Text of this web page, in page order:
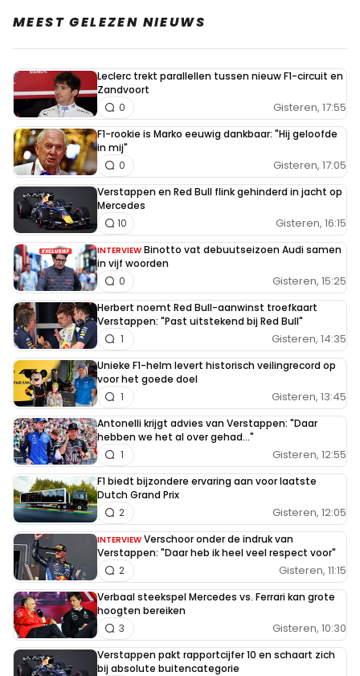
MEEST GELEZEN NIEUWS
Leclerc trekt parallellen tussen nieuw F1-circuit en
Zandvoort
Gisteren, 17:55
0
F1-rookie is Marko eeuwig dankbaar: "Hij geloofde
in mij"
Gisteren, 17:05
0
Verstappen en Red Bull flink gehinderd in jacht op
Mercedes
Gisteren, 16:15
10
INTERVIEW Binotto vat debuutseizoen Audi samen
in vijf woorden
Gisteren, 15:25
0
Herbert noemt Red Bull-aanwinst troefkaart
Verstappen: "Past uitstekend bij Red Bull"
Gisteren, 14:35
1
Unieke F1-helm levert historisch veilingrecord op
voor het goede doel
Gisteren, 13:45
1
Antonelli krijgt advies van Verstappen: "Daar
hebben we het al over gehad..."
Gisteren, 12:55
1
F1 biedt bijzondere ervaring aan voor laatste
Dutch Grand Prix
Gisteren, 12:05
2
INTERVIEW Verschoor onder de indruk van
Verstappen: "Daar heb ik heel veel respect voor"
Gisteren, 11:15
2
Verbaal steekspel Mercedes vs. Ferrari kan grote
hoogten bereiken
Gisteren, 10:30
3
Verstappen pakt rapportcijfer 10 en schaart zich
bij absolute buitencategorie